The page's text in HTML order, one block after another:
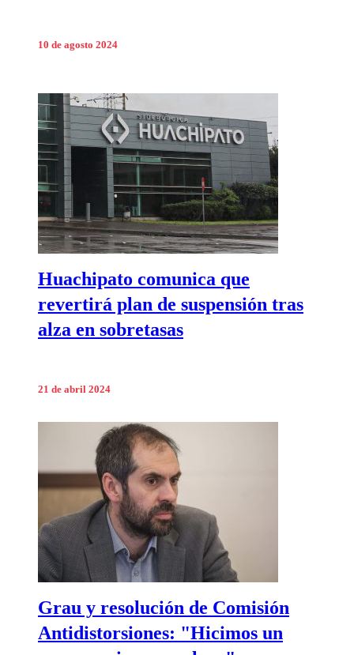
10 de agosto 2024
Huachipato comunica que
revertirá plan de suspensión tras
alza en sobretasas
21 de abril 2024
Grau y resolución de Comisión
Antidistorsiones: "Hicimos un